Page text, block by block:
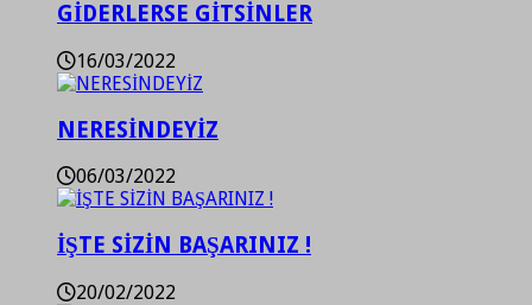
GİDERLERSE GİTSİNLER
16/03/2022
NERESİNDEYİZ
06/03/2022
İŞTE SİZİN BAŞARINIZ !
20/02/2022